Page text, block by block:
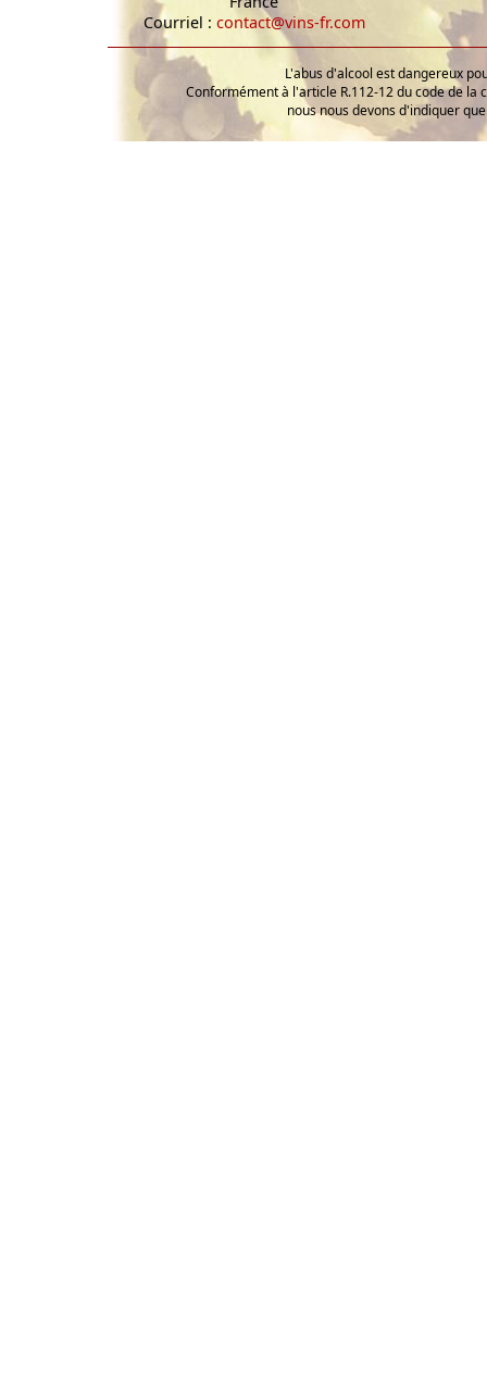
Courriel : contact@vins-fr.com
L'abus d'alcool est dangereux
Conformément à l'article R.112-12 du code de la
nous nous devons d'indiquer